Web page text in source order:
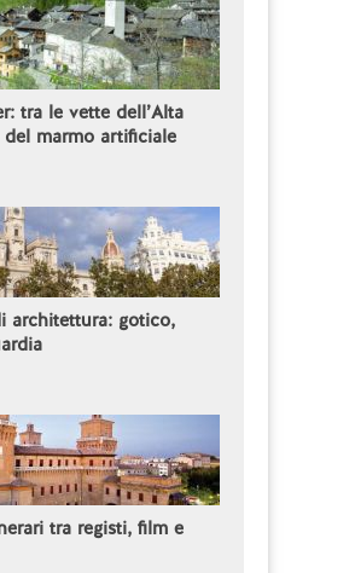
tra le vette dell’Alta
marmo artificiale
architettura: gotico,
tra registi, film e